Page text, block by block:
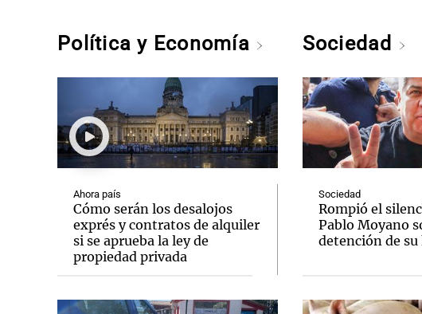
Política y Economía
Ahora país
Cómo serán los desalojos
exprés y contratos de alquiler
si se aprueba la ley de
propiedad privada
Sociedad
Sociedad
Rompió el
Pablo Moyano
detención de